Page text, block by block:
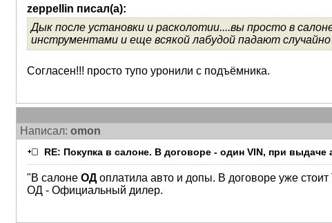
zeppellin писал(а):
Дык после установки и расколотии....вы просто в
инструментами и еще всякой лабудой падают
Согласен!!! просто тупо уронили с подъёмника.
Написал: omon
RE: Покупка в салоне. В договоре - один VIN, при
"В салоне ОДоплатила авто и допы. В договоре уже стоит
ОД - Официальный дилер.